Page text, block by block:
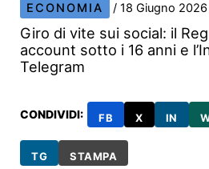
ECONOMIA /18 Giugno
Giro di vite sui social: il
account sotto i 16 anni e
Telegram
CONDIVIDI: FB X IN
TG STAMPA